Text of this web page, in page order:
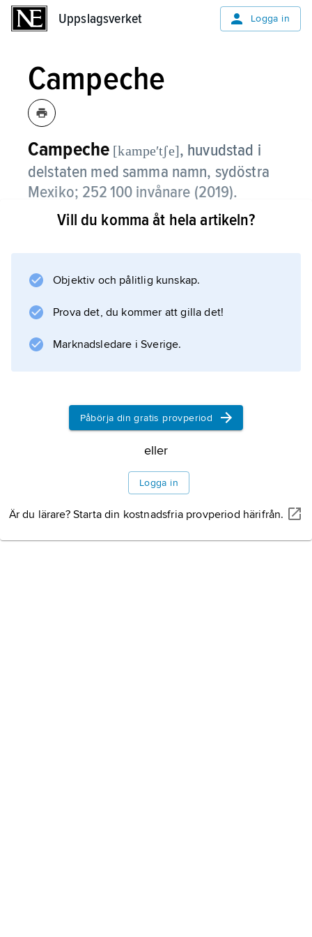
Uppslagsverket Logga in
Campeche
Campeche [kampeʹtʃe], huvudstad i
delstaten med samma namn, sydöstra
Mexiko; 252 100 invånare (2019).
Campeche är en hamnstad på Yucatánhalvöns
världsarvslista.
Information om artikeln
Vill du komma åt hela artikeln?
Objektiv och pålitlig kunskap.
Prova det, du kommer att gilla det!
Marknadsledare i Sverige.
Påbörja din gratis provperiod
eller
Logga in
Är du lärare? Starta din kostnadsfria provperiod härifrån.